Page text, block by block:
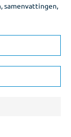
samenvattingen,